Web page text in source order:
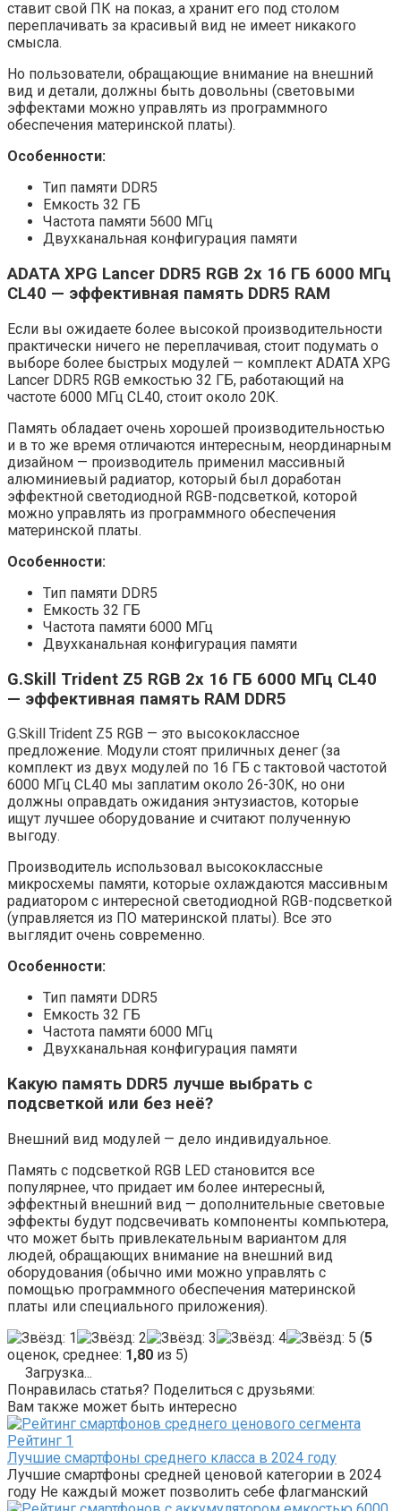
ставит свой ПК на показ, а хранит его под столом
переплачивать за красивый вид не имеет никакого
смысла.
Но пользователи, обращающие внимание на внешний
вид и детали, должны быть довольны (световыми
эффектами можно управлять из программного
обеспечения материнской платы).
Особенности:
Тип памяти DDR5
Емкость 32 ГБ
Частота памяти 5600 МГц
Двухканальная конфигурация памяти
ADATA XPG Lancer DDR5 RGB 2x 16 ГБ 6000 МГц
CL40 — эффективная память DDR5 RAM
Если вы ожидаете более высокой производительности
практически ничего не переплачивая, стоит подумать о
выборе более быстрых модулей — комплект ADATA XPG
Lancer DDR5 RGB емкостью 32 ГБ, работающий на
частоте 6000 МГц CL40, стоит около 20К.
Память обладает очень хорошей производительностью
и в то же время отличаются интересным, неординарным
дизайном — производитель применил массивный
алюминиевый радиатор, который был доработан
эффектной светодиодной RGB-подсветкой, которой
можно управлять из программного обеспечения
материнской платы.
Особенности:
Тип памяти DDR5
Емкость 32 ГБ
Частота памяти 6000 МГц
Двухканальная конфигурация памяти
G.Skill Trident Z5 RGB 2x 16 ГБ 6000 МГц CL40
— эффективная память RAM DDR5
G.Skill Trident Z5 RGB — это высококлассное
предложение. Модули стоят приличных денег (за
комплект из двух модулей по 16 ГБ с тактовой частотой
6000 МГц CL40 мы заплатим около 26-30К, но они
должны оправдать ожидания энтузиастов, которые
ищут лучшее оборудование и считают полученную
выгоду.
Производитель использовал высококлассные
микросхемы памяти, которые охлаждаются массивным
радиатором с интересной светодиодной RGB-подсветкой
(управляется из ПО материнской платы). Все это
выглядит очень современно.
Особенности:
Тип памяти DDR5
Емкость 32 ГБ
Частота памяти 6000 МГц
Двухканальная конфигурация памяти
Какую память DDR5 лучше выбрать с
подсветкой или без неё?
Внешний вид модулей — дело индивидуальное.
Память с подсветкой RGB LED становится все
популярнее, что придает им более интересный,
эффектный внешний вид — дополнительные световые
эффекты будут подсвечивать компоненты компьютера,
что может быть привлекательным вариантом для
людей, обращающих внимание на внешний вид
оборудования (обычно ими можно управлять с
помощью программного обеспечения материнской
платы или специального приложения).
(5
оценок, среднее: 1,80 из 5)
Загрузка...
Понравилась статья? Поделиться с друзьями:
Вам также может быть интересно
Рейтинг 1
Лучшие смартфоны среднего класса в 2024 году
Лучшие смартфоны средней ценовой категории в 2024
году Не каждый может позволить себе флагманский